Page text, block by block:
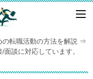
の転職活動の方法を解説 ⇒
談に対応しています。